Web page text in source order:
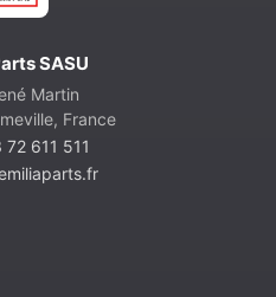
SASU
Martin
France
611 511